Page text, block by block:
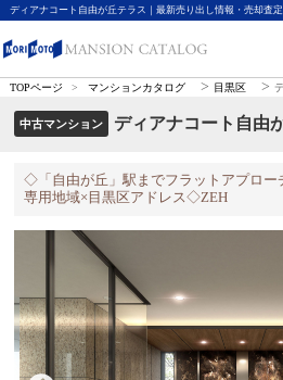
ディアナコート自由が丘テラス｜最新売り出し情報・売却査
TOPページ > マンションカタログ > 目黒区 >
中古マンション ディアナコート自由
◇「自由が丘」駅までフラットアプロ
専用地域×目黒区アドレス◇ZEH